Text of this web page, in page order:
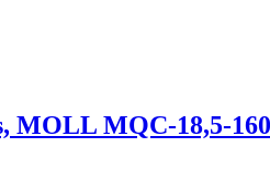
MQC-18,5-